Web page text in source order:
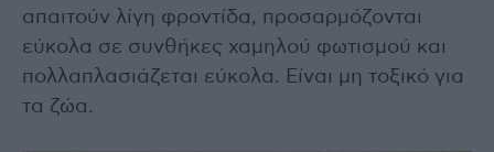
απαιτούν λίγη φροντίδα, προσαρμόζονται
εύκολα σε συνθήκες χαμηλού φωτισμού και
πολλαπλασιάζεται εύκολα. Είναι μη τοξικό για
τα ζώα.